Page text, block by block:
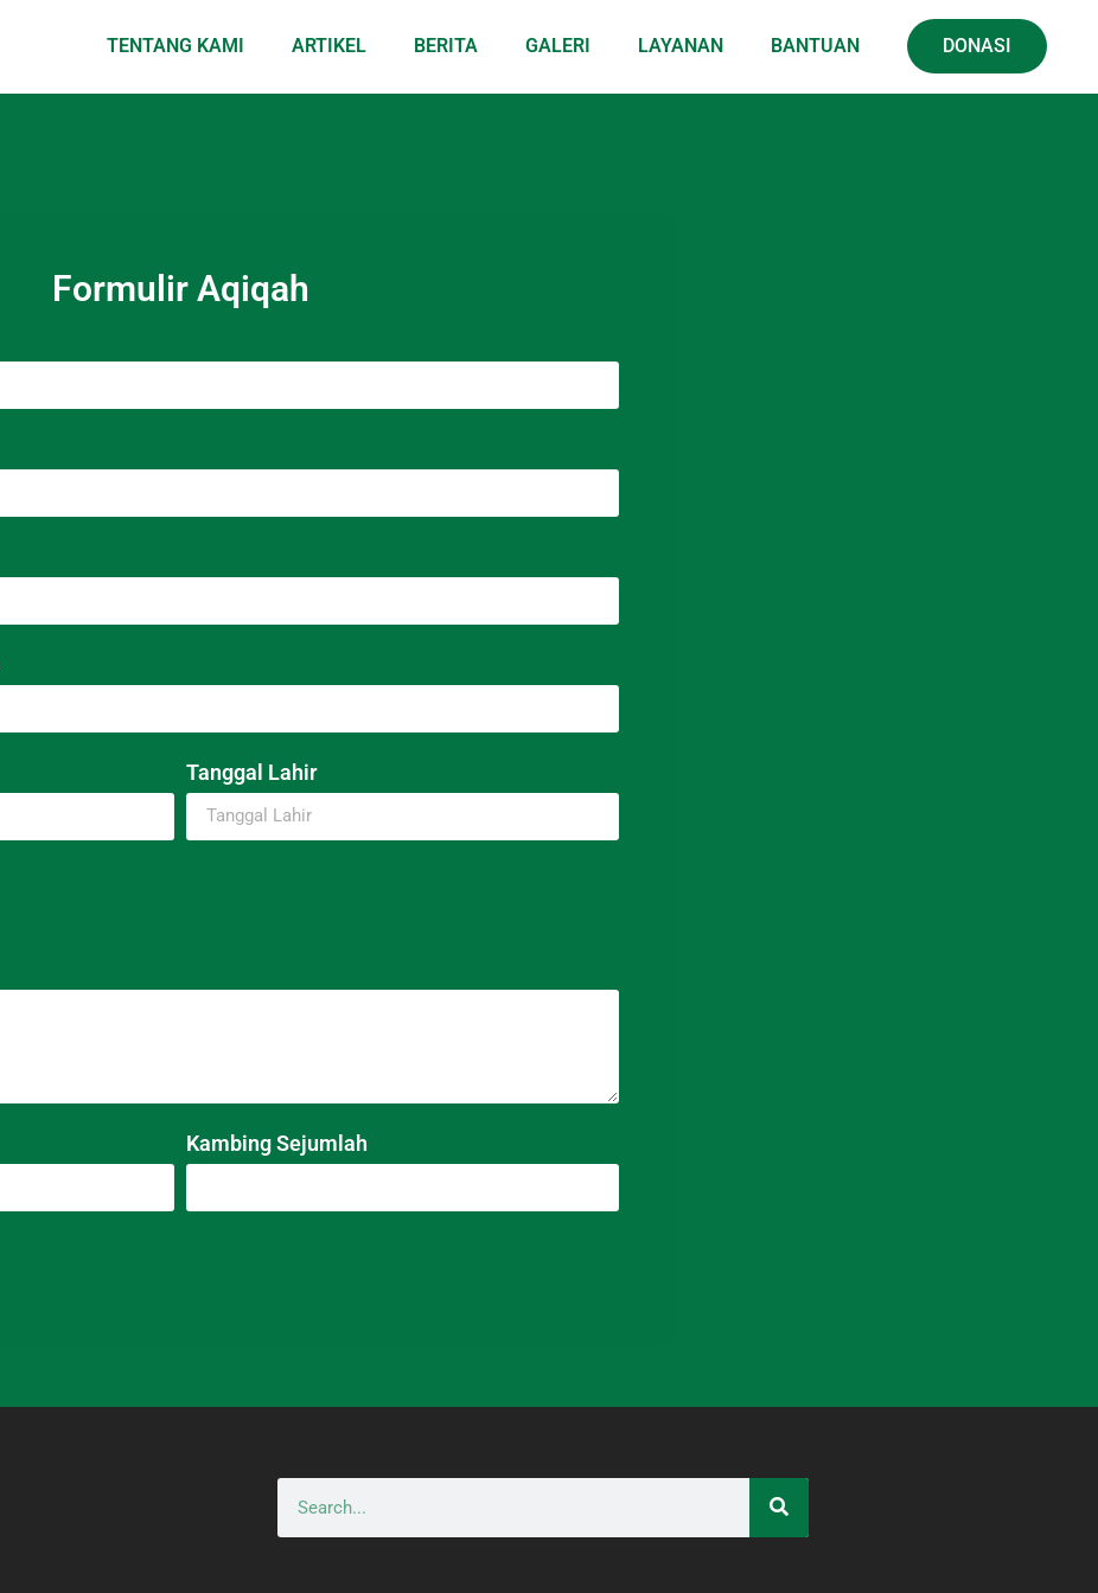
TENTANG KAMI ARTIKEL BERITA GALERI LAYANAN BANTUAN DONASI
Formulir Aqiqah
Tanggal Lahir
Kambing Sejumlah